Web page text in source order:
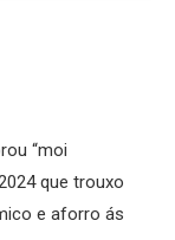
“moi
que trouxo
e aforro ás